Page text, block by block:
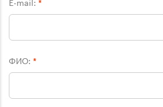
*
ФИО: *